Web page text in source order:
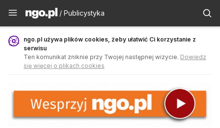
Publicystyka - ngo.pl
/ Publicystyka
ngo.pl używa plików cookies, żeby ułatwić Ci korzystanie z
serwisu
Ten komunikat zniknie przy Twojej następnej wizycie. Dowiedz
się więcej o plikach cookies